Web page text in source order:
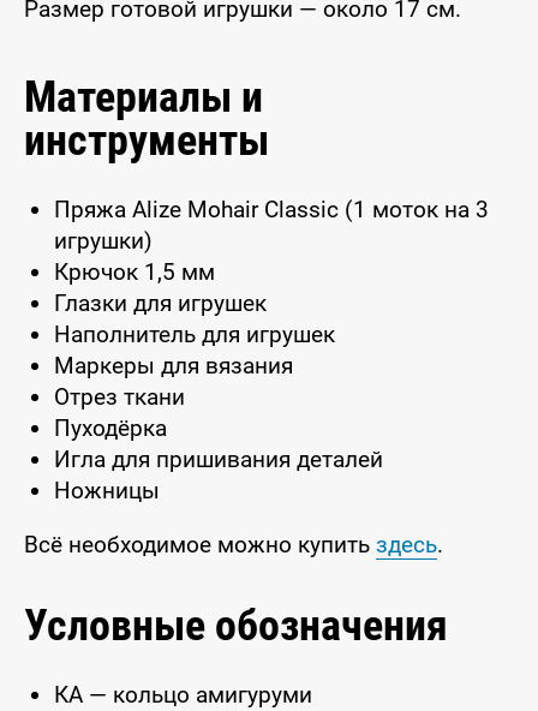
Размер готовой игрушки — около 17 см.
Материалы и
инструменты
Пряжа Alize Mohair Classic (1 моток на 3
игрушки)
Крючок 1,5 мм
Глазки для игрушек
Наполнитель для игрушек
Маркеры для вязания
Отрез ткани
Пуходёрка
Игла для пришивания деталей
Ножницы
Всё необходимое можно купить здесь.
Условные обозначения
КА — кольцо амигуруми